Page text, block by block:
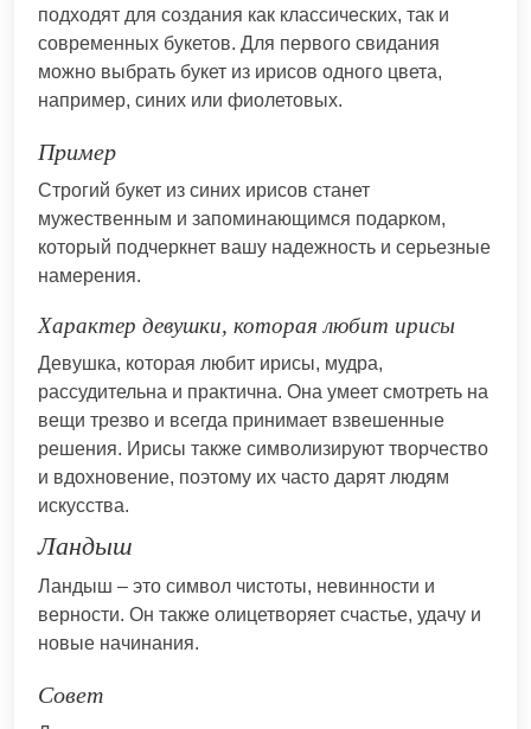
подходят для создания как классических, так и
современных букетов. Для первого свидания
можно выбрать букет из ирисов одного цвета,
например, синих или фиолетовых.
Пример
Строгий букет из синих ирисов станет
мужественным и запоминающимся подарком,
который подчеркнет вашу надежность и серьезные
намерения.
Характер девушки, которая любит ирисы
Девушка, которая любит ирисы, мудра,
рассудительна и практична. Она умеет смотреть на
вещи трезво и всегда принимает взвешенные
решения. Ирисы также символизируют творчество
и вдохновение, поэтому их часто дарят людям
искусства.
Ландыш
Ландыш – это символ чистоты, невинности и
верности. Он также олицетворяет счастье, удачу и
новые начинания.
Совет